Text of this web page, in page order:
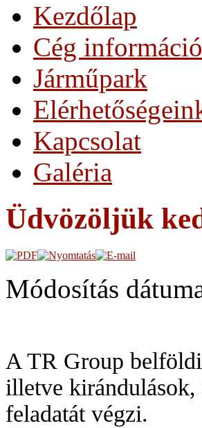
Kezdőlap
Cég
Járműpark
Kapcsolat
Galéria
Üdvözöljük
Módosítás
A TR Group
illetve kirándulások,
feladatát végzi.